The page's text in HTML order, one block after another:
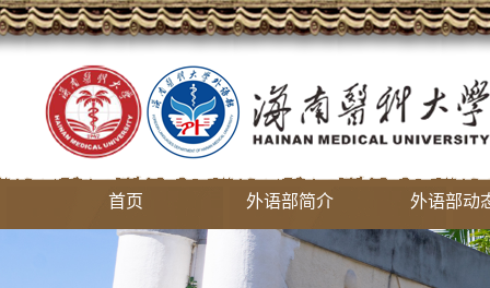
首页 外语部简介 外语部动